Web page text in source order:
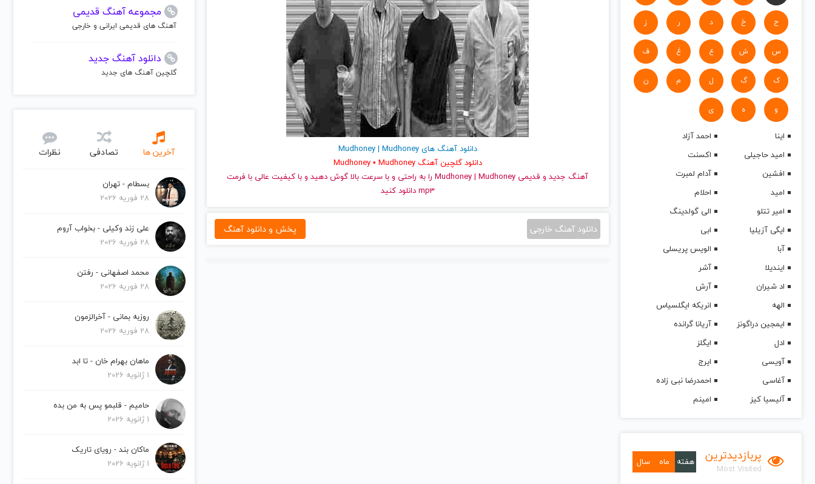
ح خ د ر ز
س ش ع غ ف
ک گ ل م ن
و ه ی
اینا
احمد آزاد
امید حاجیلی
اکسنت
افشین
آدام لمبرت
امید
احلام
امیر تتلو
الی گولدینگ
ایگی آزیلیا
ابی
آبا
الویس پریسلی
ایندیلا
آشر
اد شیران
آرش
الهه
انریکه ایگلسیاس
ایمجین دراگونز
آریانا گرانده
ادل
ایگلز
آویسی
ایرج
آغاسی
احمدرضا نبی زاده
آلیسیا کیز
امینم
پربازدیدترین
Most Visited
هفته ماه سال
دانلود آهنگ های Mudhoney | Mudhoney
دانلود گلچین آهنگ Mudhoney • Mudhoney
آهنگ جدید
و قدیمی Mudhoney | Mudhoney را به راحتی و با سرعت بالا گوش دهید و با کیفیت عالی با فرمت
mp3 دانلود کنید
دانلود آهنگ خارجی پخش و دانلود آهنگ
مجموعه آهنگ قدیمی
آهنگ های قدیمی ایرانی و خارجی
دانلود آهنگ جدید
گلچین آهنگ های جدید
آخرین ها تصادفی نظرات
بسطام - تهران
28 فوریه 2026
علی زند وکیلی - بخواب آروم
28 فوریه 2026
محمد اصفهانی - رفتن
28 فوریه 2026
روزبه بمانی - آخرالزمون
28 فوریه 2026
ماهان بهرام خان - تا ابد
1 ژانویه 2026
حامیم - قلبمو پس به من بده
1 ژانویه 2026
ماکان بند - رویای تاریک
1 ژانویه 2026